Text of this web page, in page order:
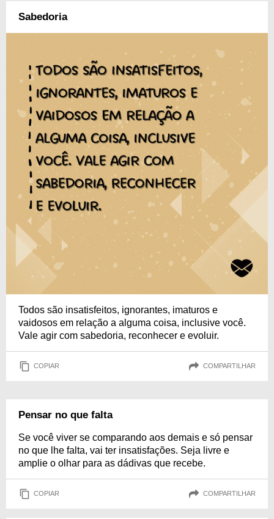
Sabedoria
Todos são insatisfeitos, ignorantes, imaturos e
vaidosos em relação a alguma coisa, inclusive você.
Vale agir com sabedoria, reconhecer e evoluir.
COPIAR COMPARTILHAR
Pensar no que falta
Se você viver se comparando aos demais e só pensar
no que lhe falta, vai ter insatisfações. Seja livre e
amplie o olhar para as dádivas que recebe.
COPIAR COMPARTILHAR